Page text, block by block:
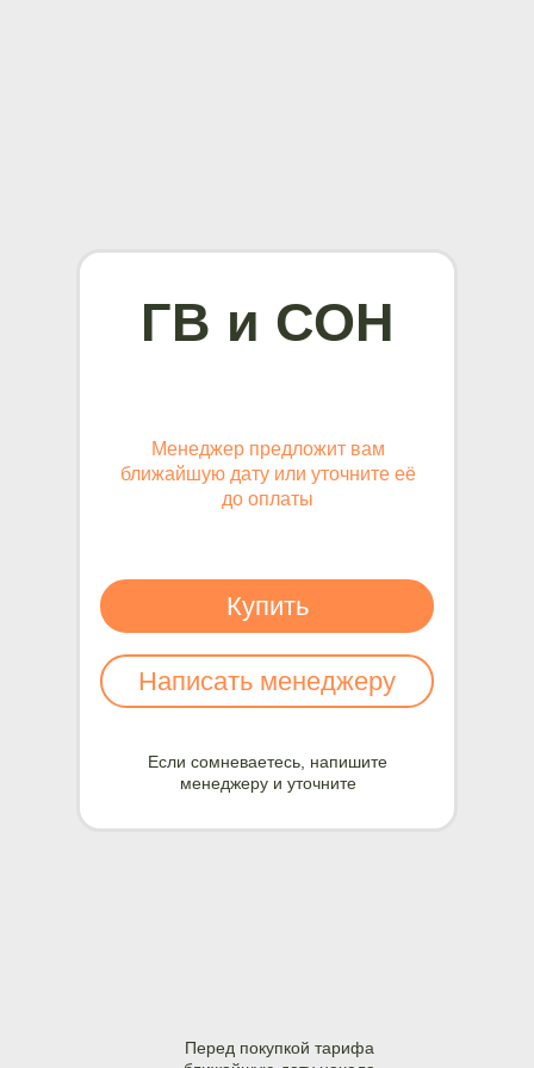
Если сомневаетесь, напишите
менеджеру и уточните
Менеджер предложит вам
ближайшую дату или уточните её
до оплаты
ГВ и СОН
Купить
Написать менеджеру
Перед покупкой тарифа